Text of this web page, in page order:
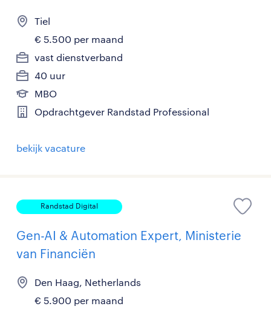
Tiel
€ 5.500 per maand
vast dienstverband
40 uur
MBO
Opdrachtgever Randstad Professional
bekijk vacature
Randstad Digital
Gen-AI & Automation Expert, Ministerie
van Financiën
Den Haag, Netherlands
€ 5.900 per maand